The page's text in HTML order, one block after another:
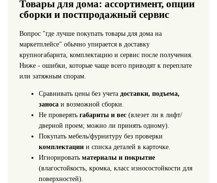
Товары для дома: ассортимент, опции
сборки и постпродажный сервис
Вопрос "где лучше покупать товары для дома на
маркетплейсе" обычно упирается в доставку
крупногабарита, комплектацию и сервис после получения.
Ниже - ошибки, которые чаще всего приводят к переплате
или затяжным спорам.
Сравнивать цены без учета доставки, подъема,
заносаи возможной сборки.
Не проверять габариты и вес(влезет ли в лифт/
дверной проем; можно ли принять одному).
Покупать мебель/фурнитуру без проверки
комплектациии списка деталей в карточке.
Игнорировать материалы и покрытие
(влагостойкость, кромка, класс износостойкости для
поверхностей).